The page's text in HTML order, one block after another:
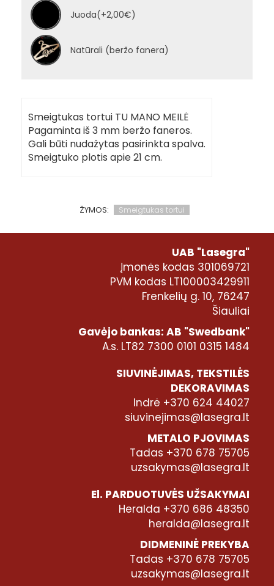
Juoda(+2,00€)
Natūrali (beržo fanera)
Smeigtukas tortui TU MANO MEILĖ
Pagaminta iš 3 mm beržo faneros.
Gali būti nudažytas pasirinkta spalva.
Smeigtuko plotis apie 21 cm.
ŽYMOS: Smeigtukas tortui
UAB "Lasegra"
Įmonės kodas 301069721
PVM kodas LT100003429911
Frenkelių g. 10, 76247
Šiauliai
Gavėjo bankas: AB "Swedbank"
A.s. LT82 7300 0101 0315 1484
SIUVINĖJIMAS, TEKSTILĖS
DEKORAVIMAS
Indrė +370 624 44027
siuvinejimas@lasegra.lt
METALO PJOVIMAS
Tadas +370 678 75705
uzsakymas@lasegra.lt
El. PARDUOTUVĖS UŽSAKYMAI
Heralda +370 686 48350
heralda@lasegra.lt
DIDMENINĖ PREKYBA
Tadas +370 678 75705
uzsakymas@lasegra.lt